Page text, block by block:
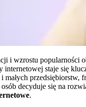
i wzrostu popularności
internetowej staje się
małych przedsiębiorstw,
decyduje się na
.